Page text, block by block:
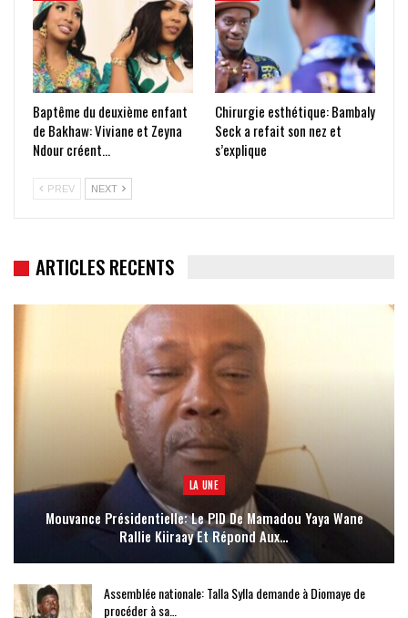
Baptême du deuxième enfant
de Bakhaw: Viviane et Zeyna
Ndour créent…
Chirurgie esthétique: Bambaly
Seck a refait son nez et
s’explique
PREV NEXT
ARTICLES RECENTS
LA UNE
Mouvance Présidentielle: Le PID De Mamadou Yaya Wane
Rallie Kiiraay Et Répond Aux…
Assemblée nationale: Talla Sylla demande à Diomaye de
procéder à sa…